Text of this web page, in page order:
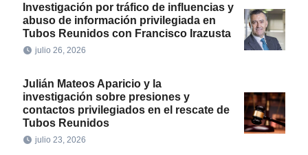
Investigación por tráfico de influencias y
abuso de información privilegiada en
Tubos Reunidos con Francisco Irazusta
julio 26, 2026
Julián Mateos Aparicio y la
investigación sobre presiones y
contactos privilegiados en el rescate de
Tubos Reunidos
julio 23, 2026